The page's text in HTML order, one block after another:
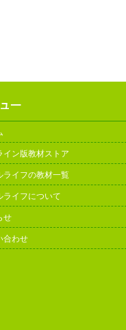
イン版教材ストア
ライフの教材一覧
ライフについて
せ
合わせ